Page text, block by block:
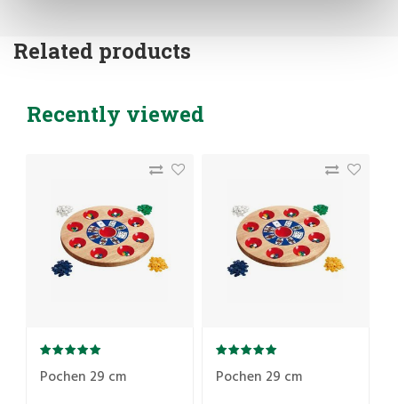
Related products
Recently viewed
Pochen 29 cm Pochen 29 cm